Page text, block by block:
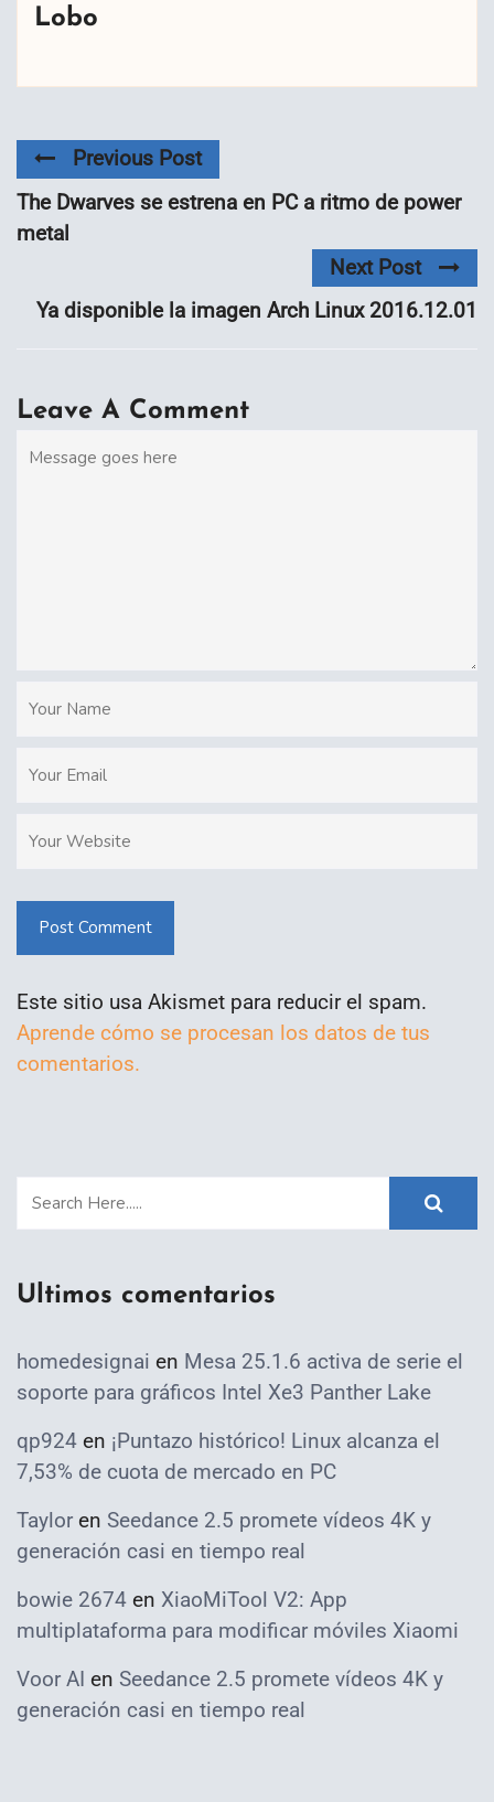
Lobo
Previous Post
The Dwarves se estrena en PC a ritmo de power
metal
Next Post
Ya disponible la imagen Arch Linux 2016.12.01
Leave A Comment
Post Comment
Este sitio usa Akismet para reducir el spam.
Aprende cómo se procesan los datos de tus
comentarios.
Ultimos comentarios
homedesignai en Mesa 25.1.6 activa de serie el
soporte para gráficos Intel Xe3 Panther Lake
qp924 en ¡Puntazo histórico! Linux alcanza el
7,53% de cuota de mercado en PC
Taylor en Seedance 2.5 promete vídeos 4K y
generación casi en tiempo real
bowie 2674 en XiaoMiTool V2: App
multiplataforma para modificar móviles Xiaomi
Voor AI en Seedance 2.5 promete vídeos 4K y
generación casi en tiempo real